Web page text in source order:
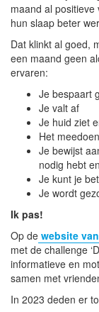
maand al
hun slaap beter
Dat klinkt al goed,
een maand geen
ervaren:
Je bespaart
Je valt af
Je huid ziet
Het
Je bewijst
nodig hebt
Je kunt je
Je wordt
Ik pas!
Op de website
met de challenge
informatieve en
samen met
In 2023 deden er